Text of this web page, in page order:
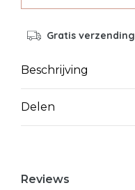
Gratis verzending
Beschrijving
Delen
Reviews